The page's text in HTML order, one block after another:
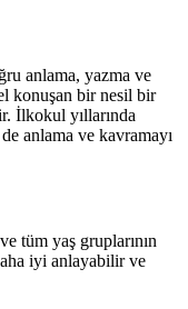
anlama, yazma ve
konuşan bir nesil bir
İlkokul yıllarında
anlama ve kavramayı
tüm yaş gruplarının
iyi anlayabilir ve